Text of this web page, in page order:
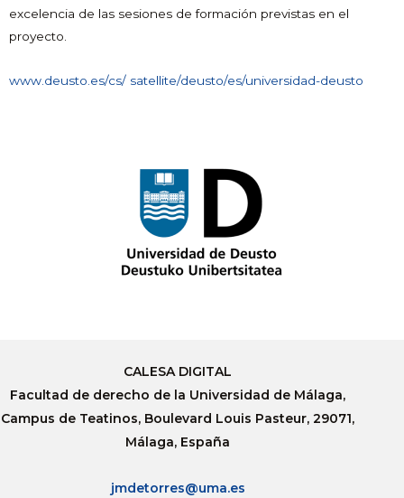
excelencia de las sesiones de formación previstas en el
proyecto.
www.deusto.es/cs/ satellite/deusto/es/universidad-deusto
CALESA DIGITAL
Facultad de derecho de la Universidad de Málaga,
Campus de Teatinos, Boulevard Louis Pasteur, 29071,
Málaga, España
jmdetorres@uma.es